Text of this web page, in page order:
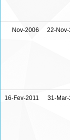
Nov-2006 22-
16-Fev-2011 31-